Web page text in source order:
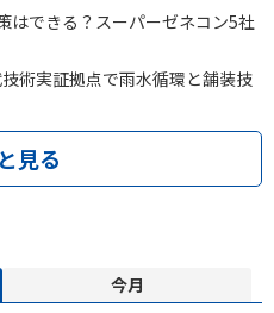
はできる？スーパーゼネコン5社
術実証拠点で雨水循環と舗装技
見る
今月